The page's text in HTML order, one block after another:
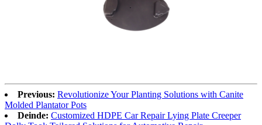
Previous: Revolutionize Your Planting Solutions with Canite
Molded Plantator Pots
Deinde: Customized HDPE Car Repair Lying Plate Creeper